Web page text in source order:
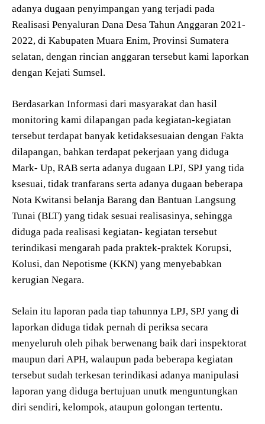
adanya dugaan penyimpangan yang terjadi pada
Realisasi Penyaluran Dana Desa Tahun Anggaran 2021-
2022, di Kabupaten Muara Enim, Provinsi Sumatera
selatan, dengan rincian anggaran tersebut kami laporkan
dengan Kejati Sumsel.
Berdasarkan Informasi dari masyarakat dan hasil
monitoring kami dilapangan pada kegiatan-kegiatan
tersebut terdapat banyak ketidaksesuaian dengan Fakta
dilapangan, bahkan terdapat pekerjaan yang diduga
Mark- Up, RAB serta adanya dugaan LPJ, SPJ yang tida
ksesuai, tidak tranfarans serta adanya dugaan beberapa
Nota Kwitansi belanja Barang dan Bantuan Langsung
Tunai (BLT) yang tidak sesuai realisasinya, sehingga
diduga pada realisasi kegiatan- kegiatan tersebut
terindikasi mengarah pada praktek-praktek Korupsi,
Kolusi, dan Nepotisme (KKN) yang menyebabkan
kerugian Negara.
Selain itu laporan pada tiap tahunnya LPJ, SPJ yang di
laporkan diduga tidak pernah di periksa secara
menyeluruh oleh pihak berwenang baik dari inspektorat
maupun dari APH, walaupun pada beberapa kegiatan
tersebut sudah terkesan terindikasi adanya manipulasi
laporan yang diduga bertujuan unutk menguntungkan
diri sendiri, kelompok, ataupun golongan tertentu.